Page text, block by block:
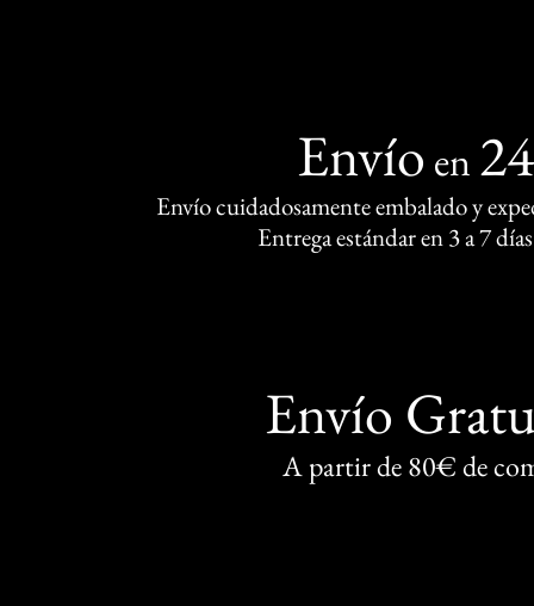
Envío en
Envío cuidadosamente embalado y
Entrega estándar en 3 a 7
Envío
A partir de 80€ de